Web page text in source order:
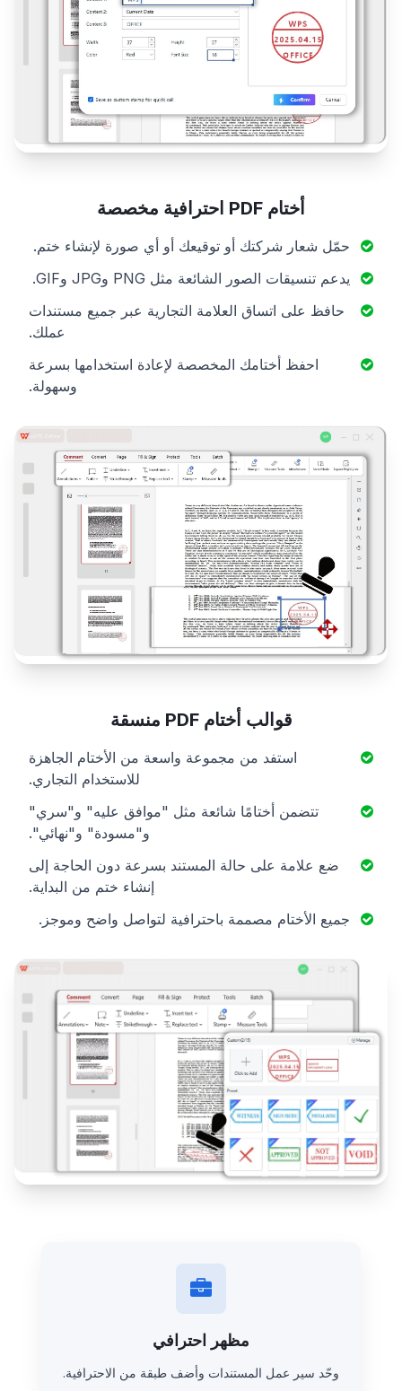
أختام PDF احترافية مخصصة
حمّل شعار شركتك أو توقيعك أو أي صورة لإنشاء ختم.
يدعم تنسيقات الصور الشائعة مثل PNG وJPG وGIF.
حافظ على اتساق العلامة التجارية عبر جميع مستندات
عملك.
احفظ أختامك المخصصة لإعادة استخدامها بسرعة
وسهولة.
قوالب أختام PDF منسقة
استفد من مجموعة واسعة من الأختام الجاهزة
للاستخدام التجاري.
تتضمن أختامًا شائعة مثل "موافق عليه" و"سري"
و"مسودة" و"نهائي".
ضع علامة على حالة المستند بسرعة دون الحاجة إلى
إنشاء ختم من البداية.
جميع الأختام مصممة باحترافية لتواصل واضح وموجز.
مظهر احترافي
وحّد سير عمل المستندات وأضف طبقة من الاحترافية.